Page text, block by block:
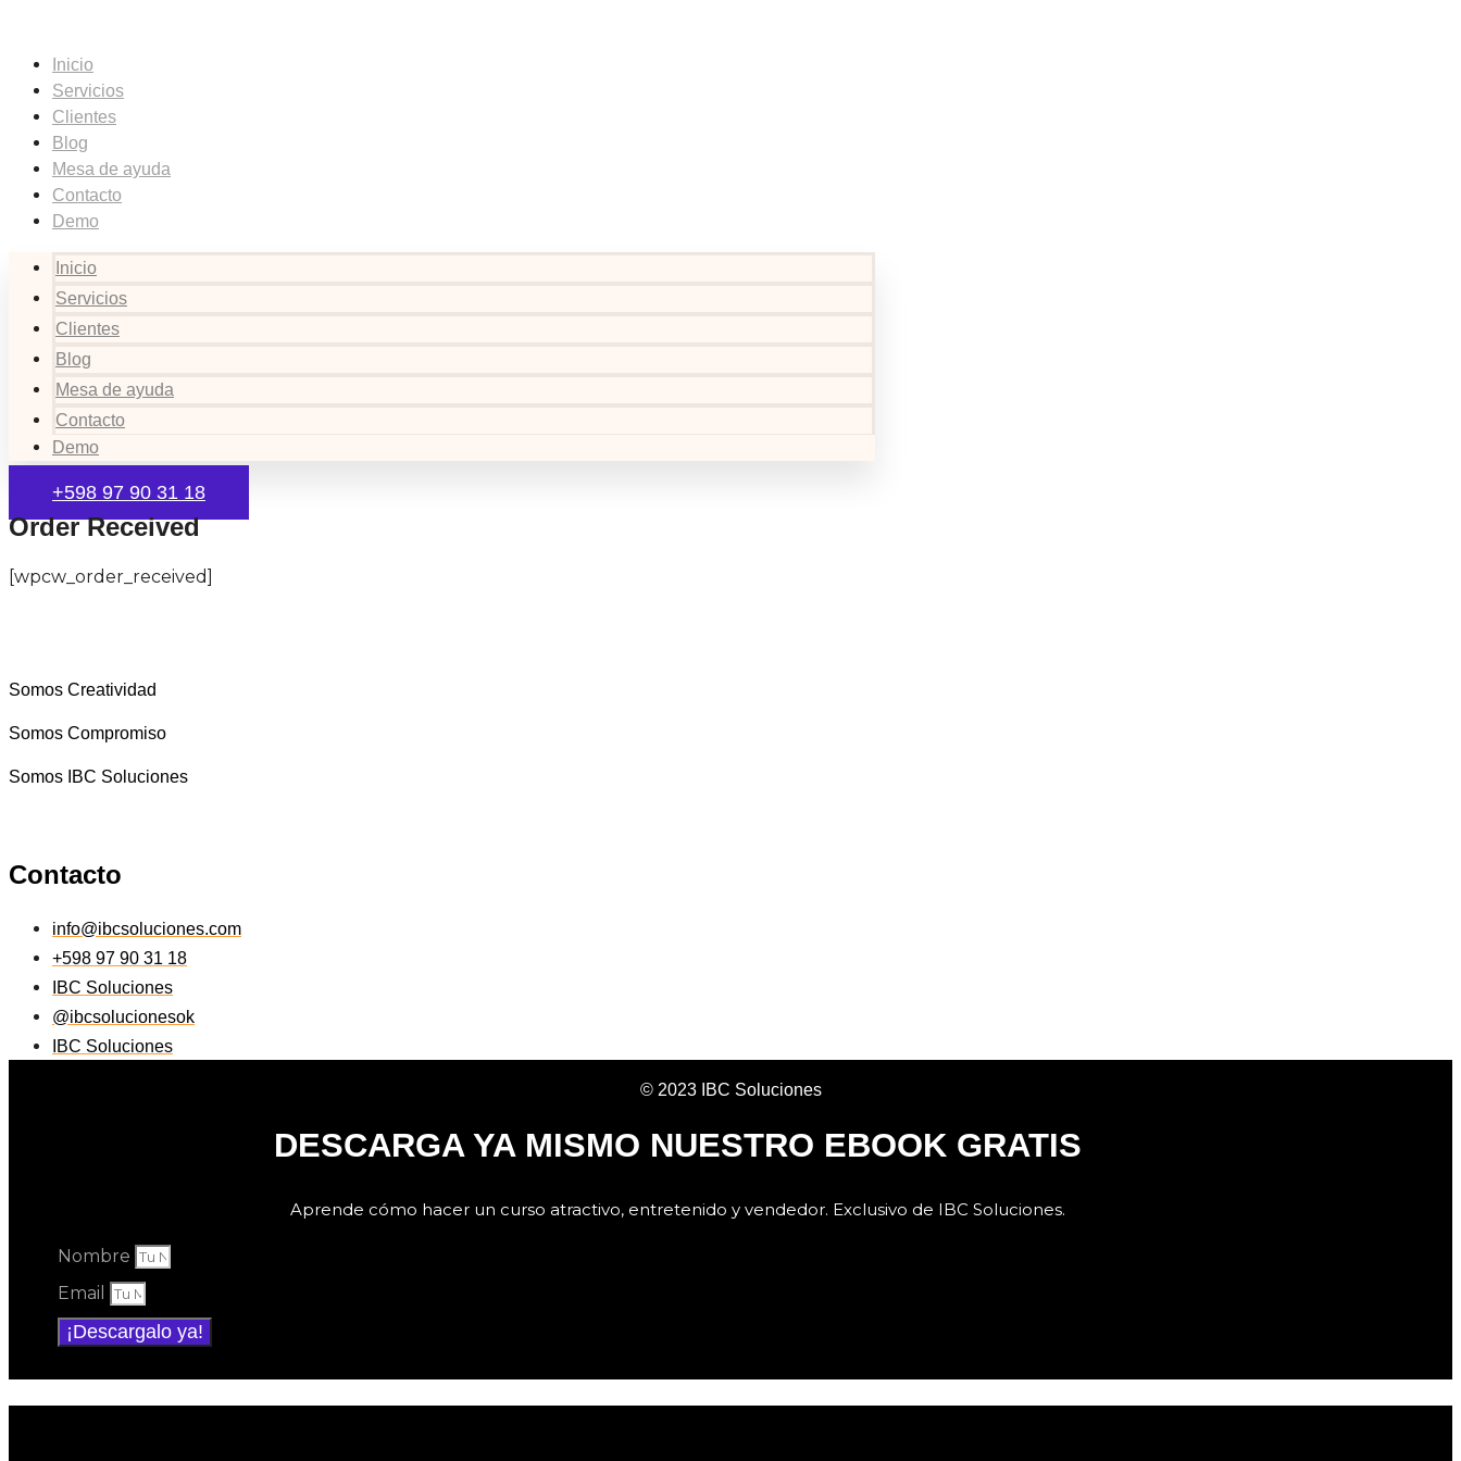
contenido
Inicio
Servicios
Clientes
Blog
Mesa de ayuda
Contacto
Demo
Inicio
Servicios
Clientes
Blog
Mesa de ayuda
Contacto
Demo
+598 97 90 31 18
Order Received
[wpcw_order_received]
Somos Creatividad
Somos Compromiso
Somos IBC Soluciones
Contacto
info@ibcsoluciones.com
+598 97 90 31 18
IBC Soluciones
@ibcsolucionesok
IBC Soluciones
© 2023 IBC Soluciones
DESCARGA YA MISMO NUESTRO EBOOK GRATIS
Aprende cómo hacer un curso atractivo, entretenido y vendedor. Exclusivo de IBC Soluciones.
Nombre
Email
¡Descargalo ya!